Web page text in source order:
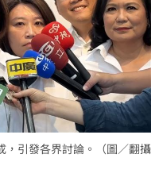
，引發各界討論。（圖／翻攝